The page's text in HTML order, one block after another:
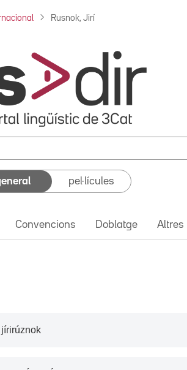
Rusnok, Jirí
pel·lícules
Convencions Doblatge Altres
jíɾirúznok